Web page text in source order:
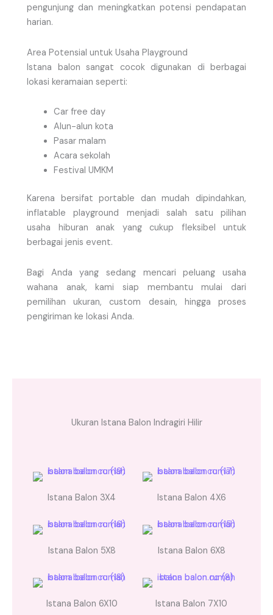
pengunjung dan meningkatkan potensi pendapatan
harian.
Area Potensial untuk Usaha Playground
Istana balon sangat cocok digunakan di berbagai
lokasi keramaian seperti:
Car free day
Alun-alun kota
Pasar malam
Acara sekolah
Festival UMKM
Karena bersifat portable dan mudah dipindahkan,
inflatable playground menjadi salah satu pilihan
usaha hiburan anak yang cukup fleksibel untuk
berbagai jenis event.
Bagi Anda yang sedang mencari peluang usaha
wahana anak, kami siap membantu mulai dari
pemilihan ukuran, custom desain, hingga proses
pengiriman ke lokasi Anda.
Ukuran Istana Balon Indragiri Hilir
Istana Balon 3X4 Istana Balon 4X6
Istana Balon 5X8 Istana Balon 6X8
Istana Balon 6X10 Istana Balon 7X10